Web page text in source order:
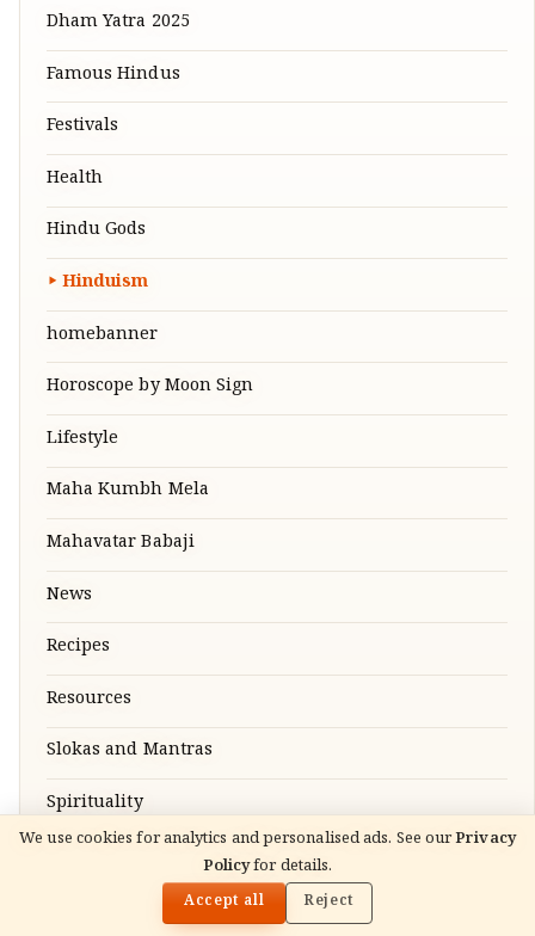
We use cookies for analytics and personalised ads. See ourPrivacy
Policyfor details.
Accept all Reject
Dham Yatra 2025
Famous Hindus
Festivals
Health
Hindu Gods
Hinduism
homebanner
Horoscope by Moon Sign
Lifestyle
Maha Kumbh Mela
Mahavatar Babaji
News
Recipes
Resources
Slokas and Mantras
Spirituality
माता अमृतानंदमयी (अम्मा) जीवनी: जीवन, उपदेश और विरासत